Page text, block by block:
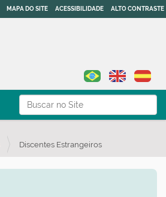
Busca
Busca Avançada…
MAPA DO SITE ACESSIBILIDADE ALTO CONTRASTE
Discentes Estrangeiros